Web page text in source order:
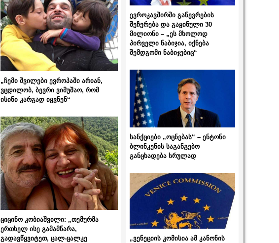
„ჩემი შვილები ევროპაში არიან,
ვცდილობ, ბევრი ვიმუშაო, რომ
ისინი კარგად იყვნენ“
ციცინო კობიაშვილი: „თემურმა
ერთხელ ისე გამამწარა,
გადავწყვიტეთ, ცალ-ცალკე
ევროკავშირში გაწევრების
შეჩერება და გაყინული 30
მილიონი – „ეს მხოლოდ
პირველი ნაბიჯია, იქნება
შემდგომი ნაბიჯებიც“
სანქციები „ოცნებას“ – ენტონი
ბლინკენის საგანგებო
განცხადება სრულად
„ვენეციის კომისია ამ კანონის